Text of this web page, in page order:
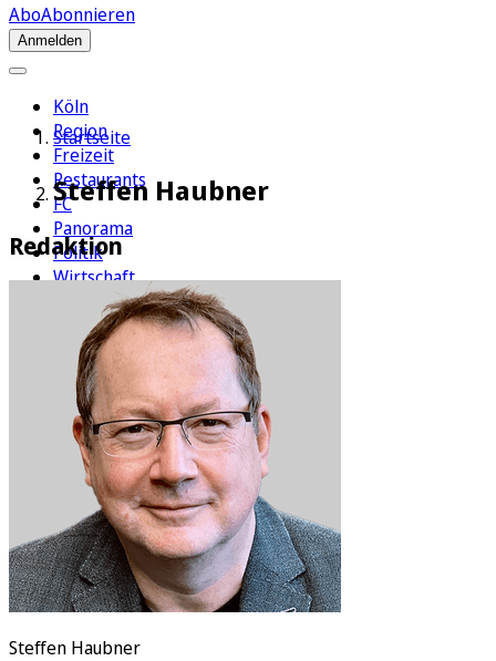
AboAbonnieren
Anmelden
Köln
Region
Freizeit
Restaurants
FC
Panorama
Politik
Wirtschaft
Rätsel
Newsletter
E-Paper
Startseite
Steffen Haubner
Redaktion
Steffen Haubner